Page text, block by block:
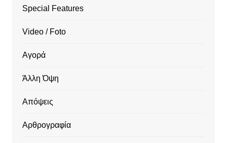
Special Features
Video / Foto
Αγορά
Άλλη Όψη
Απόψεις
Αρθρογραφία